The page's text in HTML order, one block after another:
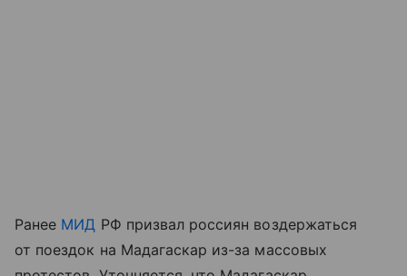
Ранее МИД РФ призвал россиян воздержаться
от поездок на Мадагаскар из-за массовых